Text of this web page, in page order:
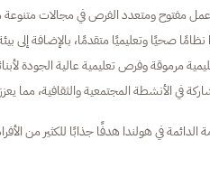
مفتوح ومتعدد الفرص في مجالات متنوعة
نظامًا صحيًا وتعليميًا متقدمًا، بالإضافة إلى
مرموقة وفرص تعليمية عالية الجودة
في الأنشطة المجتمعية والثقافية، مما
في هولندا هدفًا جذابًا للكثير من